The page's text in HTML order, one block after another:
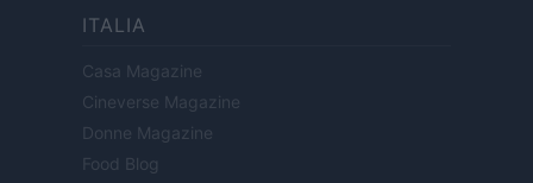
ITALIA
Casa Magazine
Cineverse Magazine
Donne Magazine
Food Blog